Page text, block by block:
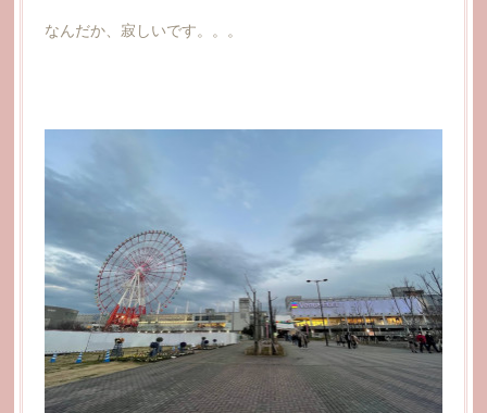
なんだか、寂しいです。。。